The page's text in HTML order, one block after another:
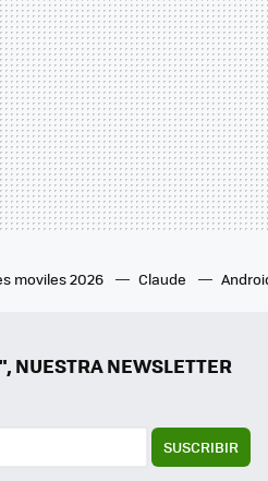
moviles 2026 Claude
NEWSLETTER
SUSCRIBIR